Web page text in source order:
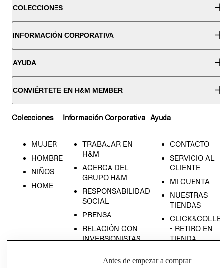
COLECCIONES
INFORMACIÓN CORPORATIVA
AYUDA
CONVIÉRTETE EN H&M MEMBER
Colecciones
MUJER
HOMBRE
NIÑOS
HOME
Información Corporativa
TRABAJAR EN
H&M
ACERCA DEL
GRUPO H&M
RESPONSABILIDAD
SOCIAL
PRENSA
RELACIÓN CON
INVERSIONISTAS
EMPRESARIAL
Ayuda
CONTACTO
SERVICIO AL
CLIENTE
MI CUENTA
NUESTRAS
TIENDAS
- RETIRO EN
TIENDA
CONDICIONES
Antes de empezar a comprar